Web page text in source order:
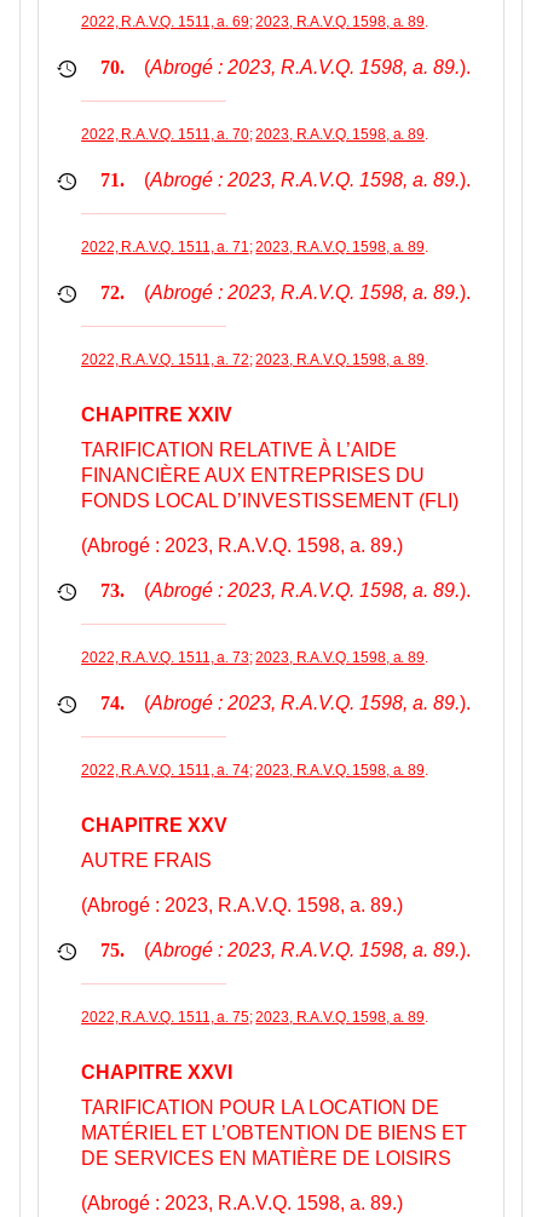
2022, R.A.V.Q. 1511, a. 69;2023, R.A.V.Q. 1598, a. 89.
70. (Abrogé : 2023, R.A.V.Q. 1598, a. 89.).
2022, R.A.V.Q. 1511, a. 70;2023, R.A.V.Q. 1598, a. 89.
71. (Abrogé : 2023, R.A.V.Q. 1598, a. 89.).
2022, R.A.V.Q. 1511, a. 71 ;2023, R.A.V.Q. 1598, a. 89.
72. (Abrogé : 2023, R.A.V.Q. 1598, a. 89.).
2022, R.A.V.Q. 1511, a. 72;2023, R.A.V.Q. 1598, a. 89.
CHAPITRE XXIV
TARIFICATION RELATIVE À L’AIDE
FINANCIÈRE AUX ENTREPRISES DU
FONDS LOCAL D’INVESTISSEMENT (FLI)
(Abrogé : 2023, R.A.V.Q. 1598, a. 89.)
73. (Abrogé : 2023, R.A.V.Q. 1598, a. 89.).
2022, R.A.V.Q. 1511, a. 73;2023, R.A.V.Q. 1598, a. 89.
74. (Abrogé : 2023, R.A.V.Q. 1598, a. 89.).
2022, R.A.V.Q. 1511, a. 74;2023, R.A.V.Q. 1598, a. 89.
CHAPITRE XXV
AUTRE FRAIS
(Abrogé : 2023, R.A.V.Q. 1598, a. 89.)
75. (Abrogé : 2023, R.A.V.Q. 1598, a. 89.).
2022, R.A.V.Q. 1511, a. 75;2023, R.A.V.Q. 1598, a. 89.
CHAPITRE XXVI
TARIFICATION POUR LA LOCATION DE
MATÉRIEL ET L’OBTENTION DE BIENS ET
DE SERVICES EN MATIÈRE DE LOISIRS
(Abrogé : 2023, R.A.V.Q. 1598, a. 89.)